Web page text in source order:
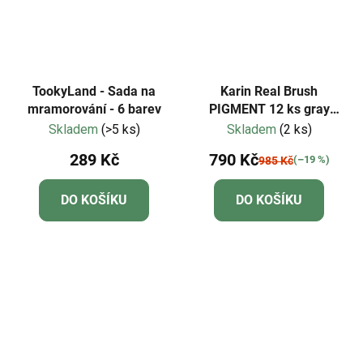
TookyLand - Sada na
mramorování - 6 barev
Skladem (>5 ks)
289 Kč
DO KOŠÍKU
Karin Real Brush
PIGMENT 12 ks gray
colors
Skladem (2 ks)
790 Kč985 Kč(–19 %)
DO KOŠÍKU